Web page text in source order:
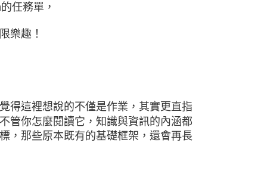
任務單，
樂趣！
得這裡想說的不僅是作業，其實更直指
管你怎麼閱讀它，知識與資訊的內涵都
，那些原本既有的基礎框架，還會再長